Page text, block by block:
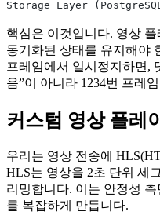
Storage Layer
핵심은 이것입니다. 영상
동기화된 상태를 유지해야
프레임에서 일시정지하면,
음”이 아니라 1234번 프레
커스텀 영상 플레
우리는 영상 전송에
HLS는 영상을 2초 단위 세
리밍합니다. 이는 안정성
를 복잡하게 만듭니다.